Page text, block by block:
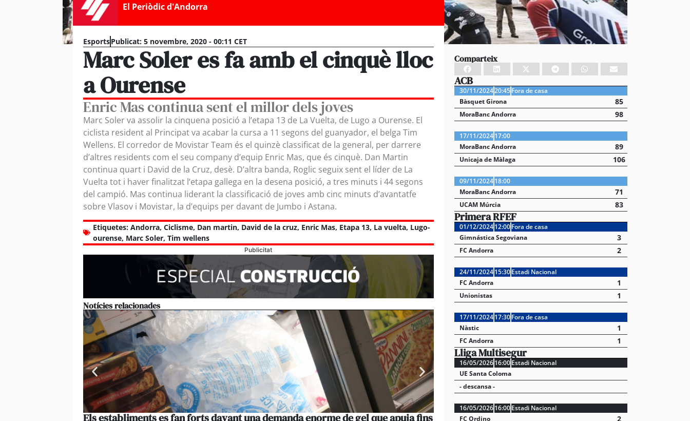
El Periòdic d'Andorra
EsportsPublicat: 5 novembre, 2020 - 00:11 CET
Marc Soler es fa amb el cinquè lloc
a Ourense
Enric Mas continua sent el millor dels joves
Marc Soler va assolir la cinquena posició a l’etapa 13 de La Vuelta, de Lugo a Ourense. El
ciclista resident al Principat va acabar la cursa a 11 segons del guanyador, el belga Tim
Wellens. El corredor de Movistar Team és el quinzè classificat de la general, per darrere
d’altres residents com el seu company d’equip Enric Mas, que és cinquè. Dan Martin
continua quart i David de la Cruz, desè. D’altra banda, Roglic seguix sent el líder de La
Vuelta tot i haver finalitzat l’etapa gallega en la desena posició, a tres minuts i 44 segons
del campió. Mas continua liderant la classificació de joves amb cinc minuts d’avantatfe
sobre Vlasov i Movistar, la d’equips per davant de Jumbo i Astana.
Etiquetes: Andorra, Ciclisme, Dan martin, David de la cruz, Enric Mas, Etapa 13, La vuelta, Lugo-
ourense, Marc Soler, Tim wellens
Publicitat
Notícies relacionades
Els establiments es fan forts davant una demanda enorme de gel que apuja finsLa pesca sense mort continua creixent en popularitat en
Comparteix
ACB
30/11/202420:45 Fora de casa
Bàsquet Girona
85
MoraBanc Andorra 98
17/11/2024 17:00
MoraBanc Andorra
89
Unicaja de Màlaga 106
09/11/2024 18:00
MoraBanc Andorra
71
UCAM Múrcia 83
Primera RFEF
01/12/2024 12:00 Fora de casa
Gimnástica Segoviana
3
FC Andorra 2
24/11/2024 15:30 Estadi Nacional
FC Andorra
1
Unionistas 1
17/11/2024 17:30 Fora de casa
Nàstic
1
FC Andorra 1
Lliga Multisegur
16/05/2026 16:00 Estadi Nacional
UE Santa Coloma
- descansa -
16/05/2026 16:00 Estadi Nacional
FC Ordino
2